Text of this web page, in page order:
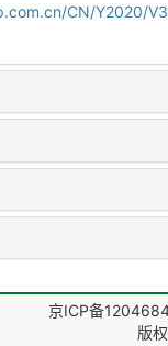
CN/Y2020/
京ICP备
版